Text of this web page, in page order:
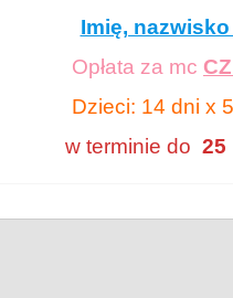
Imię,
Opłata za mc
Dzieci: 14 dni x
w terminie do 25